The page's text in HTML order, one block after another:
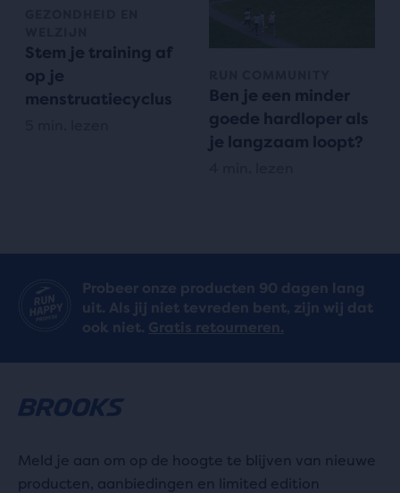
Stem je training af
op je
menstruatiecyclus
Ben je een minder
goede hardloper als
je langzaam loopt?
Probeer onze producten 90 dagen lang
uit. Als jij niet tevreden bent, zijn wij dat
ook niet. Gratis retourneren.
Meld je aan om op de hoogte te blijven van nieuwe
producten, aanbiedingen en limited edition